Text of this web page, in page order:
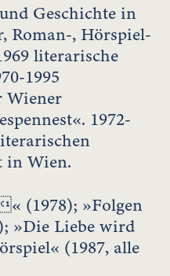
Geschichte in
Roman-, Hörspiel-
literarische
1995
Wiener
1972-
in Wien.
(1978); »Folgen
»Die Liebe wird
(1987, alle